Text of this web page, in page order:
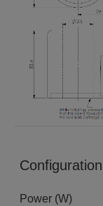
Configuration
Power (W)